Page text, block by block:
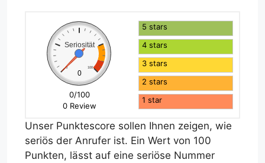
Seriosität
0 100
0
0/100
0 Review
5 stars
4 stars
3 stars
2 stars
1 star
Unser Punktescore sollen Ihnen zeigen, wie
seriös der Anrufer ist. Ein Wert von 100
Punkten, lässt auf eine seriöse Nummer